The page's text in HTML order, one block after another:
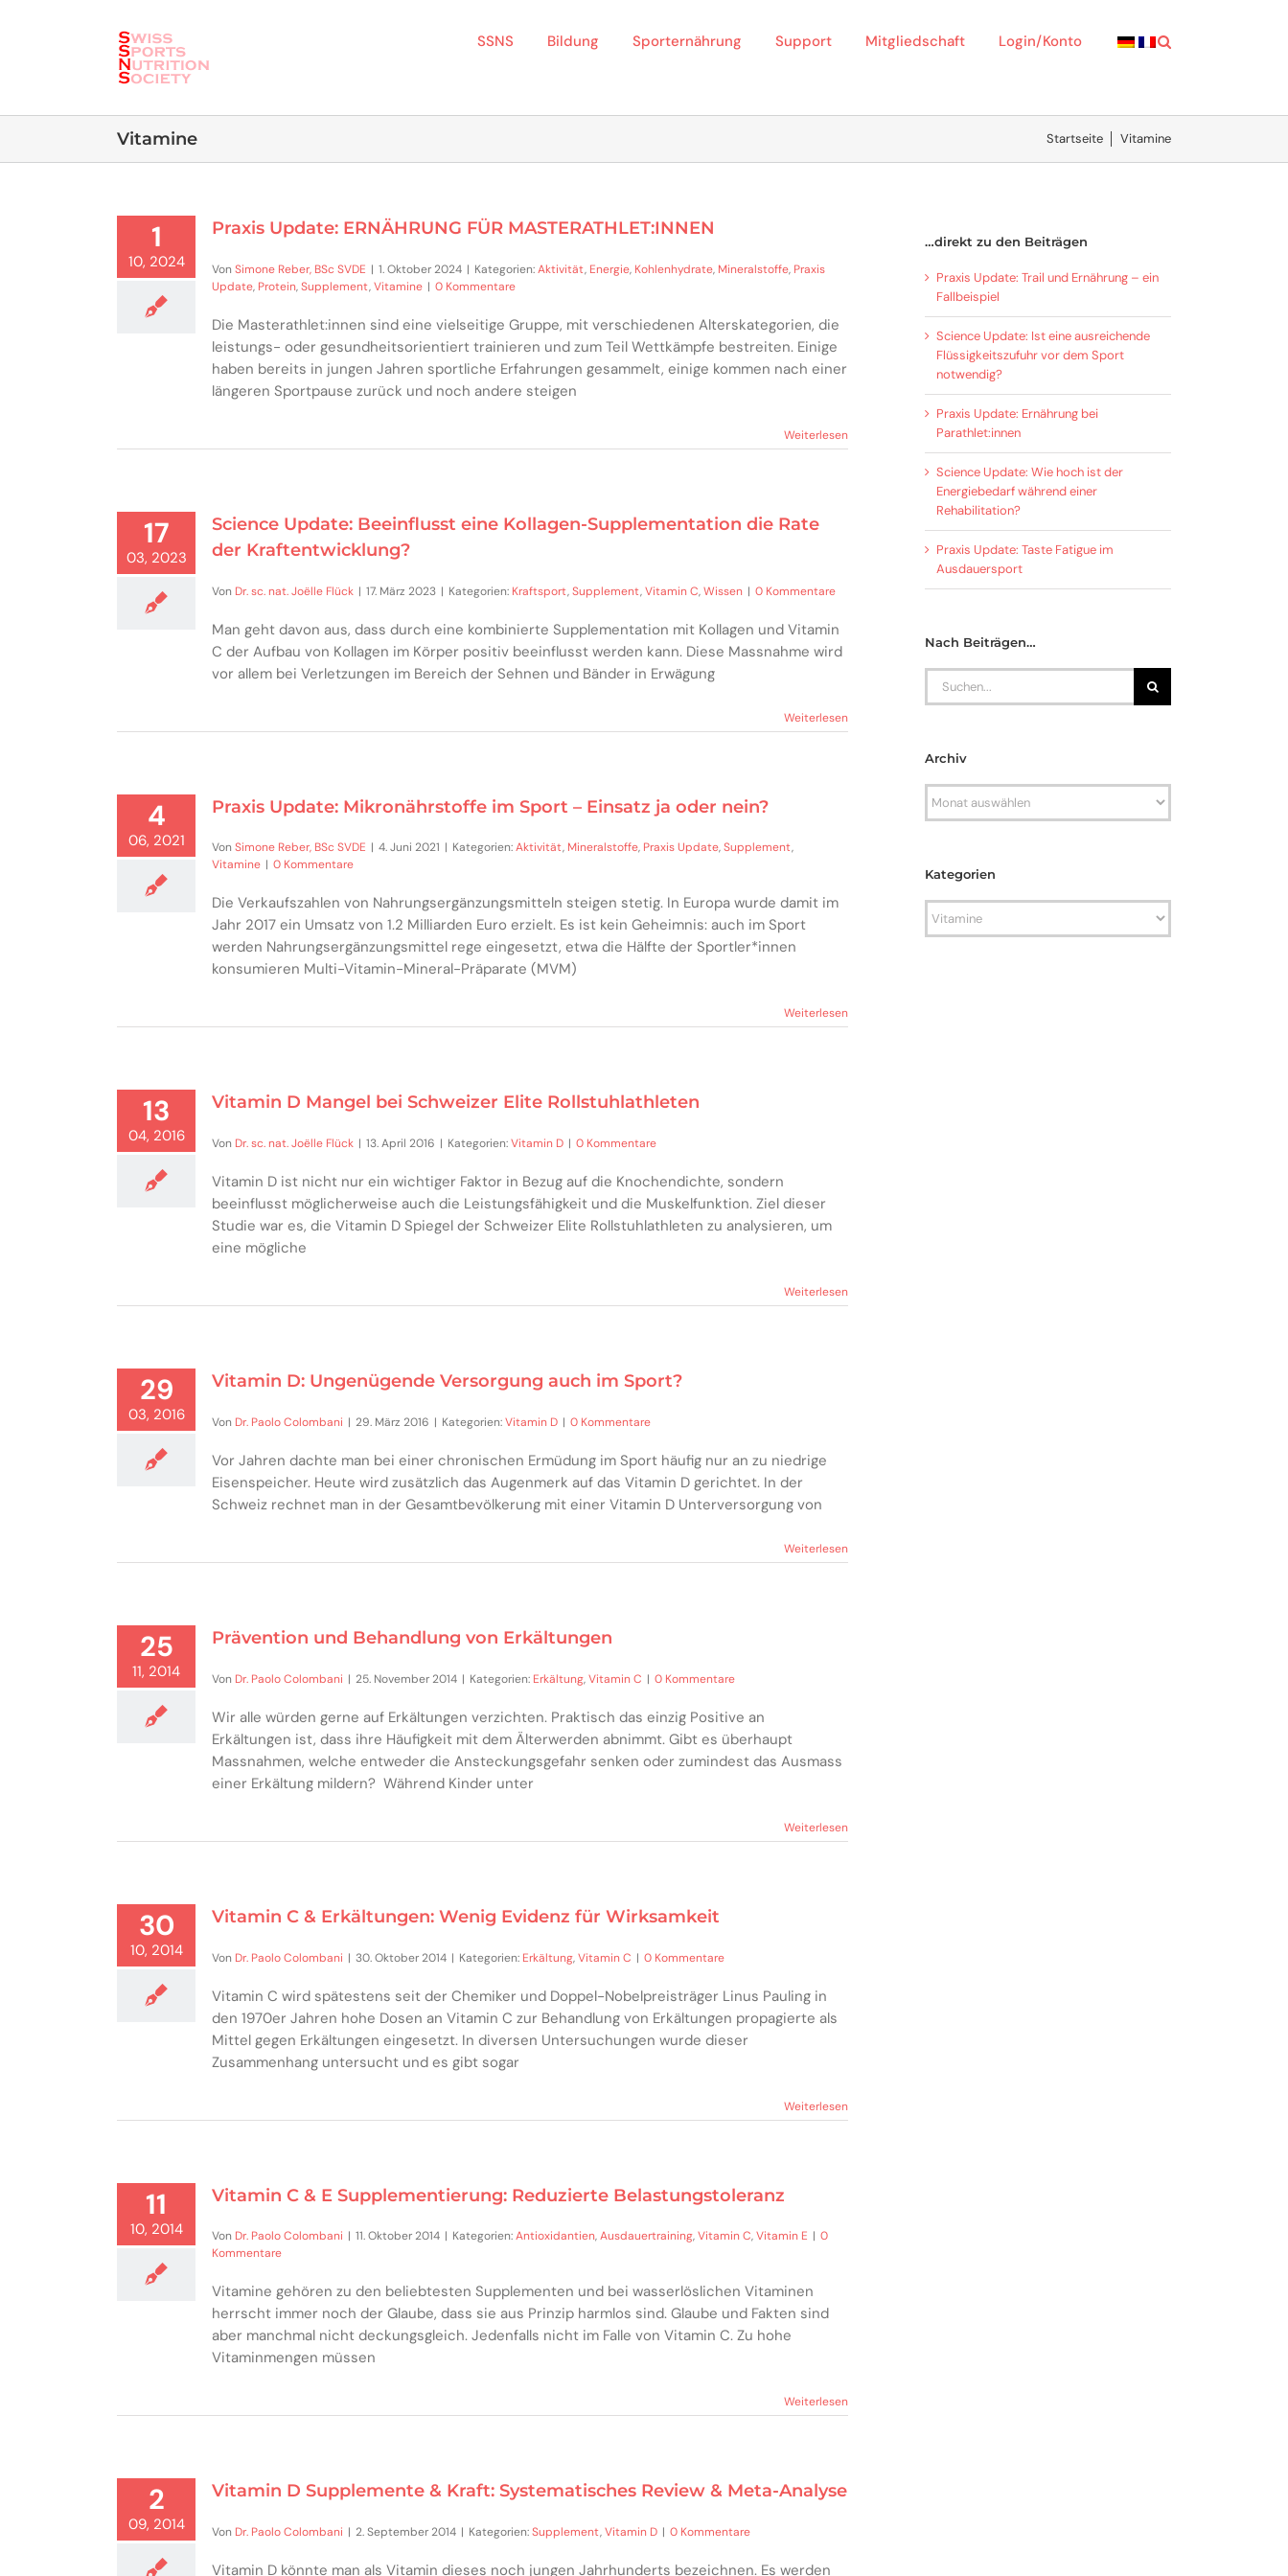
SSNS Bildung Sporternährung Support Mitgliedschaft Login/Konto
Vitamine Startseite Vitamine
1
10, 2024
Praxis Update: ERNÄHRUNG FÜR MASTERATHLET:INNEN
Von Simone Reber, BSc SVDE | 1. Oktober 2024 | Kategorien:Aktivität, Energie, Kohlenhydrate, Mineralstoffe, Praxis
Update, Protein,Supplement,Vitamine | 0 Kommentare
Die Masterathlet:innen sind eine vielseitige Gruppe, mit verschiedenen Alterskategorien, die
leistungs- oder gesundheitsorientiert trainieren und zum Teil Wettkämpfe bestreiten. Einige
haben bereits in jungen Jahren sportliche Erfahrungen gesammelt, einige kommen nach einer
längeren Sportpause zurück und noch andere steigen
Weiterlesen
17
03, 2023
Science Update: Beeinflusst eine Kollagen-Supplementation die Rate
der Kraftentwicklung?
Von Dr. sc. nat. Joëlle Flück | 17. März 2023 | Kategorien: Kraftsport,Supplement,Vitamin C,Wissen | 0 Kommentare
Man geht davon aus, dass durch eine kombinierte Supplementation mit Kollagen und Vitamin
C der Aufbau von Kollagen im Körper positiv beeinflusst werden kann. Diese Massnahme wird
vor allem bei Verletzungen im Bereich der Sehnen und Bänder in Erwägung
Weiterlesen
4
06, 2021
Praxis Update: Mikronährstoffe im Sport – Einsatz ja oder nein?
Von Simone Reber, BSc SVDE | 4. Juni 2021 | Kategorien:Aktivität, Mineralstoffe, Praxis Update,Supplement,
Vitamine | 0 Kommentare
Die Verkaufszahlen von Nahrungsergänzungsmitteln steigen stetig. In Europa wurde damit im
Jahr 2017 ein Umsatz von 1.2 Milliarden Euro erzielt. Es ist kein Geheimnis: auch im Sport
werden Nahrungsergänzungsmittel rege eingesetzt, etwa die Hälfte der Sportler*innen
konsumieren Multi-Vitamin-Mineral-Präparate (MVM)
Weiterlesen
13
04, 2016
Vitamin D Mangel bei Schweizer Elite Rollstuhlathleten
Von Dr. sc. nat. Joëlle Flück | 13. April 2016 | Kategorien:Vitamin D | 0 Kommentare
Vitamin D ist nicht nur ein wichtiger Faktor in Bezug auf die Knochendichte, sondern
beeinflusst möglicherweise auch die Leistungsfähigkeit und die Muskelfunktion. Ziel dieser
Studie war es, die Vitamin D Spiegel der Schweizer Elite Rollstuhlathleten zu analysieren, um
eine mögliche
Weiterlesen
29
03, 2016
Vitamin D: Ungenügende Versorgung auch im Sport?
Von Dr. Paolo Colombani | 29. März 2016 | Kategorien:Vitamin D | 0 Kommentare
Vor Jahren dachte man bei einer chronischen Ermüdung im Sport häufig nur an zu niedrige
Eisenspeicher. Heute wird zusätzlich das Augenmerk auf das Vitamin D gerichtet. In der
Schweiz rechnet man in der Gesamtbevölkerung mit einer Vitamin D Unterversorgung von
Weiterlesen
25
11, 2014
Prävention und Behandlung von Erkältungen
Von Dr. Paolo Colombani | 25. November 2014 | Kategorien: Erkältung,Vitamin C | 0 Kommentare
Wir alle würden gerne auf Erkältungen verzichten. Praktisch das einzig Positive an
Erkältungen ist, dass ihre Häufigkeit mit dem Älterwerden abnimmt. Gibt es überhaupt
Massnahmen, welche entweder die Ansteckungsgefahr senken oder zumindest das Ausmass
einer Erkältung mildern? Während Kinder unter
Weiterlesen
30
10, 2014
Vitamin C & Erkältungen: Wenig Evidenz für Wirksamkeit
Von Dr. Paolo Colombani | 30. Oktober 2014 | Kategorien: Erkältung,Vitamin C | 0 Kommentare
Vitamin C wird spätestens seit der Chemiker und Doppel-Nobelpreisträger Linus Pauling in
den 1970er Jahren hohe Dosen an Vitamin C zur Behandlung von Erkältungen propagierte als
Mittel gegen Erkältungen eingesetzt. In diversen Untersuchungen wurde dieser
Zusammenhang untersucht und es gibt sogar
Weiterlesen
11
10, 2014
Vitamin C & E Supplementierung: Reduzierte Belastungstoleranz
Von Dr. Paolo Colombani | 11. Oktober 2014 | Kategorien:Antioxidantien,Ausdauertraining,Vitamin C,Vitamin E | 0
Kommentare
Vitamine gehören zu den beliebtesten Supplementen und bei wasserlöslichen Vitaminen
herrscht immer noch der Glaube, dass sie aus Prinzip harmlos sind. Glaube und Fakten sind
aber manchmal nicht deckungsgleich. Jedenfalls nicht im Falle von Vitamin C. Zu hohe
Vitaminmengen müssen
Weiterlesen
2
09, 2014
Vitamin D Supplemente & Kraft: Systematisches Review & Meta-Analyse
Von Dr. Paolo Colombani | 2. September 2014 | Kategorien:Supplement,Vitamin D | 0 Kommentare
Vitamin D könnte man als Vitamin dieses noch jungen Jahrhunderts bezeichnen. Es werden
…direkt zu den Beiträgen
Praxis Update: Trail und Ernährung – ein
Fallbeispiel
Science Update: Ist eine ausreichende
Flüssigkeitszufuhr vor dem Sport
notwendig?
Praxis Update: Ernährung bei
Parathlet:innen
Science Update: Wie hoch ist der
Energiebedarf während einer
Rehabilitation?
Praxis Update: Taste Fatigue im
Ausdauersport
Nach Beiträgen…
Search
Archiv
Archiv
Kategorien
Kategorien